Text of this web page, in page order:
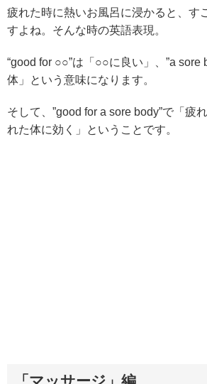
疲れた時に熱いお風呂に浸かると、す
すよね。そんな時の英語表現。
“good for ○○”は「○○に良い」、”a sore
体」という意味になります。
そして、”good for a sore body”で「疲
れた体に効く」ということです。